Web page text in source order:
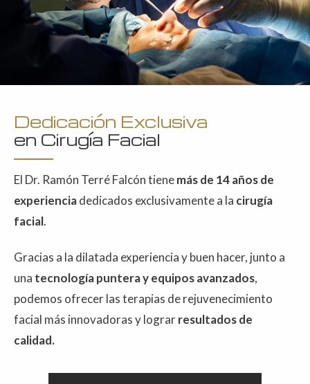
Dedicación Exclusiva
en Cirugía Facial
El Dr. Ramón Terré Falcón tienemás de 14 años de
experienciadedicados exclusivamente a la cirugía
facial.
Gracias a la dilatada experiencia y buen hacer, junto a
una tecnología puntera y equipos avanzados,
podemos ofrecer las terapias de rejuvenecimiento
facial más innovadoras y lograrresultados de
calidad.